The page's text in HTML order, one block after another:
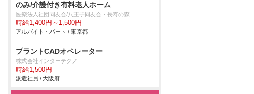
のみ/介護付き有料老人ホーム
医療法人社団同友会/八王子同友会・長寿の森
時給1,400円～1,500円
アルバイト・パート / 東京都
プラントCADオペレーター
株式会社インターテクノ
時給1,500円
派遣社員 / 大阪府